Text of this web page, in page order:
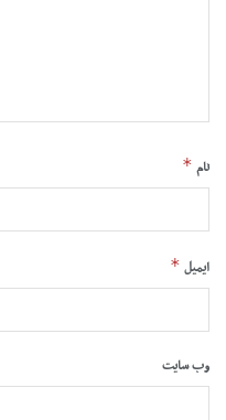
نام *
ایمیل *
وب‌ سایت